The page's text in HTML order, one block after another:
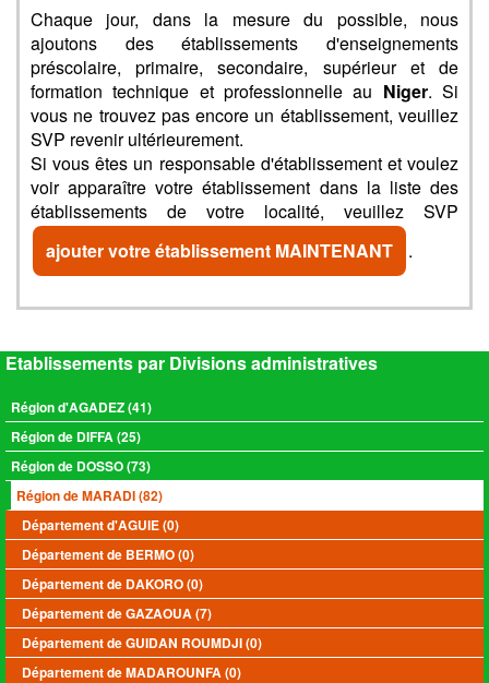
Chaque jour, dans la mesure du possible, nous
ajoutons des établissements d'enseignements
préscolaire, primaire, secondaire, supérieur et de
formation technique et professionnelle au Niger. Si
vous ne trouvez pas encore un établissement, veuillez
SVP revenir ultérieurement.
Si vous êtes un responsable d'établissement et voulez
voir apparaître votre établissement dans la liste des
établissements de votre localité, veuillez SVP
ajouter votre établissement MAINTENANT
.
Etablissements par Divisions administratives
Région d'AGADEZ (41)
Région de DIFFA (25)
Région de DOSSO (73)
Région de MARADI (82)
Département d'AGUIE (0)
Département de BERMO (0)
Département de DAKORO (0)
Département de GAZAOUA (7)
Département de GUIDAN ROUMDJI (0)
Département de MADAROUNFA (0)